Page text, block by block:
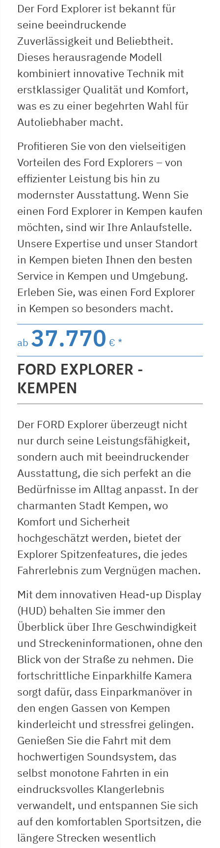
Der Ford Explorer ist bekannt für
seine beeindruckende
Zuverlässigkeit und Beliebtheit.
Dieses herausragende Modell
kombiniert innovative Technik mit
erstklassiger Qualität und Komfort,
was es zu einer begehrten Wahl für
Autoliebhaber macht.
Profitieren Sie von den vielseitigen
Vorteilen des Ford Explorers – von
effizienter Leistung bis hin zu
modernster Ausstattung. Wenn Sie
einen Ford Explorer in Kempen kaufen
möchten, sind wir Ihre Anlaufstelle.
Unsere Expertise und unser Standort
in Kempen bieten Ihnen den besten
Service in Kempen und Umgebung.
Erleben Sie, was einen Ford Explorer
in Kempen so besonders macht.
ab 37.770 € *
FORD EXPLORER -
KEMPEN
Der FORD Explorer überzeugt nicht
nur durch seine Leistungsfähigkeit,
sondern auch mit beeindruckender
Ausstattung, die sich perfekt an die
Bedürfnisse im Alltag anpasst. In der
charmanten Stadt Kempen, wo
Komfort und Sicherheit
hochgeschätzt werden, bietet der
Explorer Spitzenfeatures, die jedes
Fahrerlebnis zum Vergnügen machen.
Mit dem innovativen Head-up Display
(HUD) behalten Sie immer den
Überblick über Ihre Geschwindigkeit
und Streckeninformationen, ohne den
Blick von der Straße zu nehmen. Die
fortschrittliche Einparkhilfe Kamera
sorgt dafür, dass Einparkmanöver in
den engen Gassen von Kempen
kinderleicht und stressfrei gelingen.
Genießen Sie die Fahrt mit dem
hochwertigen Soundsystem, das
selbst monotone Fahrten in ein
eindrucksvolles Klangerlebnis
verwandelt, und entspannen Sie sich
auf den komfortablen Sportsitzen, die
längere Strecken wesentlich